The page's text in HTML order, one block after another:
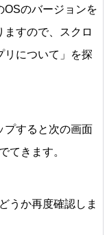
OSのバージョンを
すので、スクロ
リについて」を探
プすると次の画面
てきます。
うか再度確認しま